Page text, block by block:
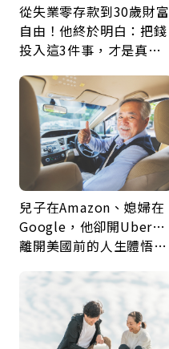
從失業零存款到30歲財富
自由！他終於明白：把錢
投入這3件事，才是真正
兒子在Amazon、媳婦在
Google，他卻開Uber…
離開美國前的人生體悟：